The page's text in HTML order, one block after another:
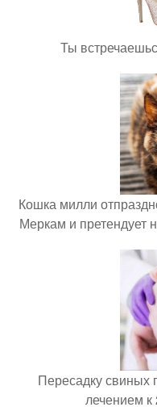
Ты
Кошка милли
Меркам и претендует
Пересадку свиных
лечением к